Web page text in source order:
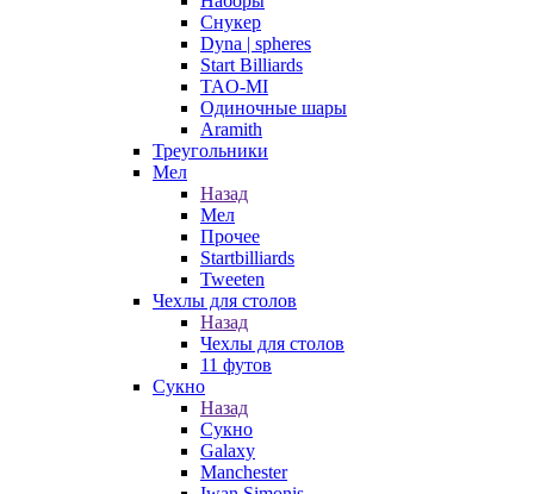
Снукер
Dyna | spheres
Start Billiards
TAO-MI
Одиночные шары
Aramith
Треугольники
Мел
Назад
Мел
Прочее
Startbilliards
Tweeten
Чехлы для столов
Назад
Чехлы для столов
11 футов
Сукно
Назад
Сукно
Galaxy
Manchester